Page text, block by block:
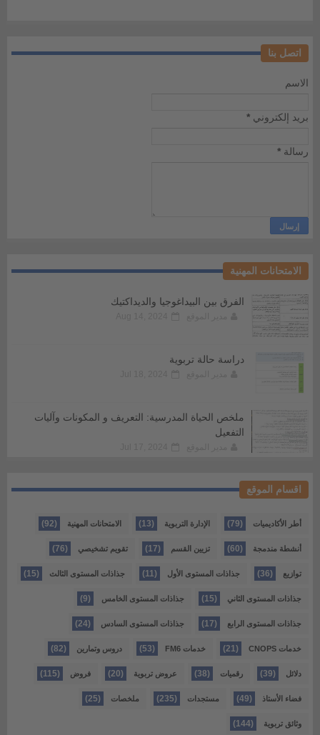
اتصل بنا
الاسم
بريد إلكتروني *
رسالة *
الامتحانات المهنية
الفرق بين البيداغوجيا والديداكتيك
دراسة حالة تربوية
ملخص الحياة المدرسية: التعريف و المكونات وآليات
التفعيل
اقسام الموقع
أطر الأكاديميات (79) الإدارة التربوية (13) الامتحانات المهنية (92)
أنشطة مندمجة (60) تزيين القسم (17) تقويم تشخيصي (76)
توازيع (36) جذاذات المستوى الأول (11) جذاذات المستوى الثالث (15)
جذاذات المستوى الثاني (15) جذاذات المستوى الخامس (9)
جذاذات المستوى الرابع (17) جذاذات المستوى السادس (24)
خدمات CNOPS (21) خدمات FM6 (53) دروس وتمارين (82)
دلائل (39) رقميات (38) عروض تربوية (20) فروض (115)
فضاء الأستاذ (49) مستجدات (235) ملخصات (25)
وثائق تربوية (144)